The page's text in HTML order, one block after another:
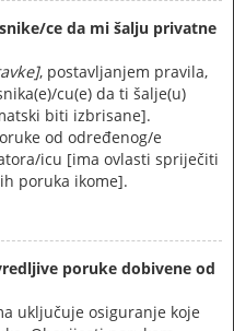
ce da mi šalju privatne
, postavljanjem pravila,
cu(e) da ti šalje(u)
biti izbrisane].
od određenog/e
icu [ima ovlasti spriječiti
poruka ikome].
poruke dobivene od
uključuje osiguranje koje